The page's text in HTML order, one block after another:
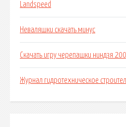
Landspeed
Неваляшки скачать минус
Скачать игру черепашки ниндзя
Журнал гидротехническое